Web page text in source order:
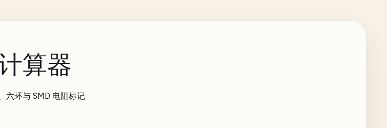
算器
六环与 SMD 电阻标记